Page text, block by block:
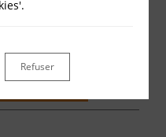
Refuser